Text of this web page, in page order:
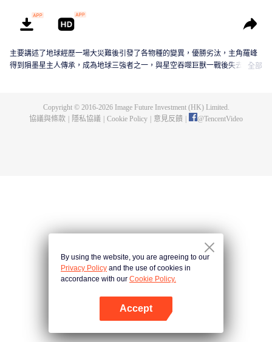
主要講述了地球經歷一場大災難後引發了各物種的變異，優勝劣汰，主角羅峰
得到隕墨星主人傳承，成為地球三強者之一，與星空吞噬巨獸一戰後失去肉全部
Copyright © 2016-2026Image Future Investment (HK) Limited.
協議與條款
隱私協議 Cookie Policy 意見反饋 @TencentVideo
By using the website, you are agreeing to our
Privacy Policy and the use of cookies in
accordance with our Cookie Policy.
Accept